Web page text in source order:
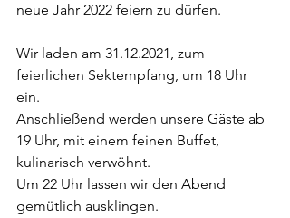
neue Jahr 2022 feiern zu dürfen.
Wir laden am 31.12.2021, zum
feierlichen Sektempfang, um 18 Uhr
ein.
Anschließend werden unsere Gäste ab
19 Uhr, mit einem feinen Buffet,
kulinarisch verwöhnt.
Um 22 Uhr lassen wir den Abend
gemütlich ausklingen.